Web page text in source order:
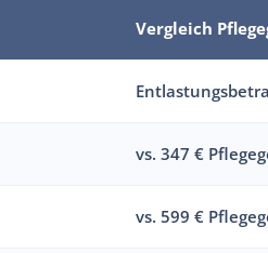
Vergleich
vs. 347 €
vs. 599 €